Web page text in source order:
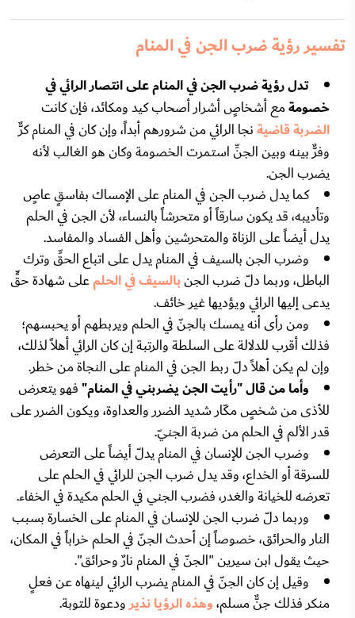
تفسير رؤية ضرب الجن في المنام
تدل رؤية ضرب الجن في المنام على انتصار الرائي في
خصومةمع أشخاصٍ أشرار أصحاب كيد ومكائد، فإن كانت
الضربة قاضيةنجا الرائي من شرورهم أبداً، وإن كان في المنام كرٌّ
وفرٌّ بينه وبين الجنِّ استمرت الخصومة وكان هو الغالب لأنه
يضرب الجن.
كما يدل ضرب الجن في المنام على الإمساك بفاسقٍ عاصٍ
وتأديبه، قد يكون سارقاً أو متحرشاً بالنساء، لأن الجن في الحلم
يدل أيضاً على الزناة والمتحرشين وأهل الفساد والمفاسد.
وضرب الجن بالسيف في المنام يدل على اتباع الحقِّ وترك
الباطل، وربما دلّ ضرب الجنبالسيف في الحلمعلى شهادة حقٍّ
يدعى إليها الرائي ويؤديها غير خائف.
ومن رأى أنه يمسك بالجنّ في الحلم ويربطهم أو يحبسهم؛
فذلك أقرب للدلالة على السلطة والرتبة إن كان الرائي أهلاً لذلك،
وإن لم يكن أهلاً دلّ ربط الجن في المنام على النجاة من خطر.
وأما من قال "رأيت الجن يضربني في المنام" فهو يتعرض
للأذى من شخصٍ مكّار شديد الضرر والعداوة، ويكون الضرر على
قدر الألم في الحلم من ضربة الجنيّ.
وضرب الجن للإنسان في المنام يدلّ أيضاً على التعرض
للسرقة أو الخداع، وقد يدل ضرب الجن للرائي في الحلم على
تعرضه للخيانة والغدر، فضرب الجني في الحلم مكيدة في الخفاء.
وربما دلّ ضرب الجن للإنسان في المنام على الخسارة بسبب
النار والحرائق، خصوصاً إن أحدث الجنّ في الحلم خراباً في المكان،
حيث يقول ابن سيرين "الجنّ في المنام نارٌ وحرائق".
وقيل إن كان الجنّ في المنام يضرب الرائي لينهاه عن فعلٍ
منكر فذلك جنٌّ مسلم،وهذه الرؤيا نذيرودعوة للتوبة.